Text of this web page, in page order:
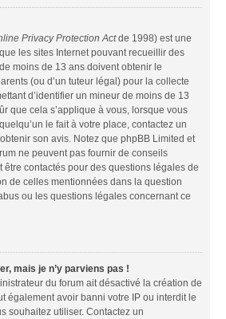
Privacy Protection Actde 1998) est une
les sites Internet pouvant recueillir des
moins de 13 ans doivent obtenir le
(ou d’un tuteur légal) pour la collecte
d’identifier un mineur de moins de 13
que cela s’applique à vous, lorsque vous
le fait à votre place, contactez un
son avis. Notez que phpBB Limited et
ne peuvent pas fournir de conseils
contactés pour des questions légales de
de celles mentionnées dans la question
ou les questions légales concernant ce
mais je n’y parviens pas !
du forum ait désactivé la création de
également avoir banni votre IP ou interdit le
souhaitez utiliser. Contactez un